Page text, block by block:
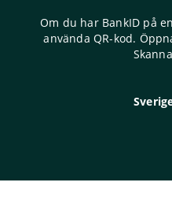
Om du har BankID på
använda QR-kod.